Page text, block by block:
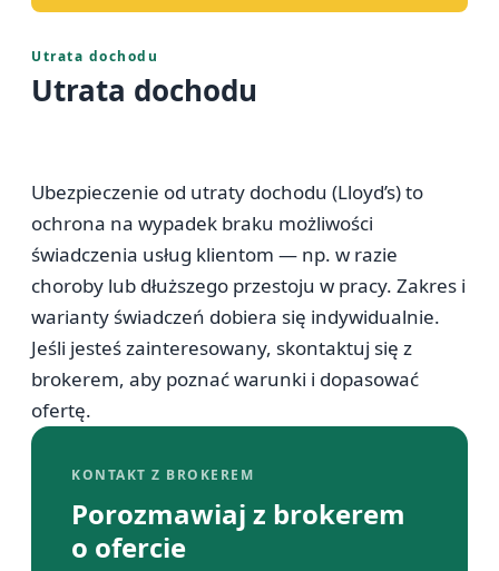
Utrata dochodu
Utrata dochodu
Ubezpieczenie od utraty dochodu (Lloyd’s) to
ochrona na wypadek braku możliwości
świadczenia usług klientom — np. w razie
choroby lub dłuższego przestoju w pracy. Zakres i
warianty świadczeń dobiera się indywidualnie.
Jeśli jesteś zainteresowany, skontaktuj się z
brokerem, aby poznać warunki i dopasować
ofertę.
KONTAKT Z BROKEREM
Porozmawiaj z brokerem
o ofercie